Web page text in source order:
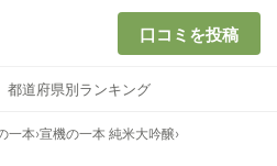
口コミを投稿
都道府県別ランキング
一本›宣機の一本 純米大吟醸›